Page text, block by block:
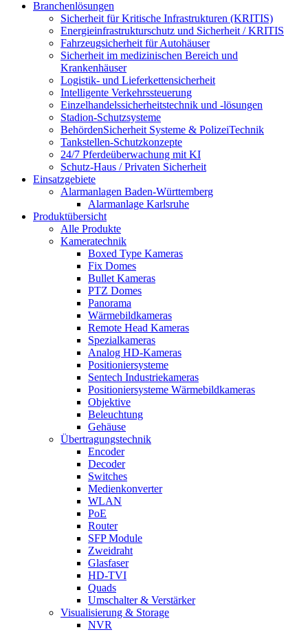
Branchenlösungen
Sicherheit für Kritische Infrastrukturen (KRITIS)
Energieinfrastrukturschutz und Sicherheit / KRITIS
Fahrzeugsicherheit für Autohäuser
Sicherheit im medizinischen Bereich und
Krankenhäuser
Logistik- und Lieferkettensicherheit
Intelligente Verkehrssteuerung
Einzelhandelssicherheitstechnik und -lösungen
Stadion-Schutzsysteme
BehördenSicherheit Systeme & PolizeiTechnik
Tankstellen-Schutzkonzepte​
24/7 Pferdeüberwachung mit KI
Schutz-Haus / Privaten Sicherheit
Einsatzgebiete
Alarmanlagen Baden-Württemberg
Alarmanlage Karlsruhe
Produktübersicht
Alle Produkte
Kameratechnik
Boxed Type Kameras
Fix Domes
Bullet Kameras
PTZ Domes
Panorama
Wärmebildkameras
Remote Head Kameras
Spezialkameras
Analog HD-Kameras
Positioniersysteme
Sentech Industriekameras
Positioniersysteme Wärmebildkameras
Objektive
Beleuchtung
Gehäuse
Übertragungstechnik
Encoder
Decoder
Switches
Medienkonverter
WLAN
PoE
Router
SFP Module
Zweidraht
Glasfaser
HD-TVI
Quads
Umschalter & Verstärker
Visualisierung & Storage
NVR